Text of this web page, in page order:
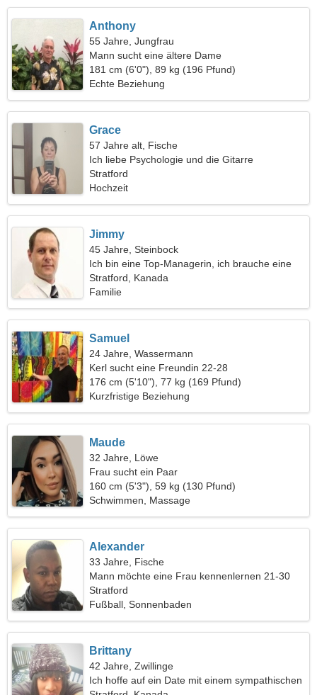
Anthony
55 Jahre, Jungfrau
Mann sucht eine ältere Dame
181 cm (6'0"), 89 kg (196 Pfund)
Echte Beziehung
Grace
57 Jahre alt, Fische
Ich liebe Psychologie und die Gitarre
Stratford
Hochzeit
Jimmy
45 Jahre, Steinbock
Ich bin eine Top-Managerin, ich brauche eine
fröhliche Frau
Stratford, Kanada
Familie
Samuel
24 Jahre, Wassermann
Kerl sucht eine Freundin 22-28
176 cm (5'10"), 77 kg (169 Pfund)
Kurzfristige Beziehung
Maude
32 Jahre, Löwe
Frau sucht ein Paar
160 cm (5'3"), 59 kg (130 Pfund)
Schwimmen, Massage
Alexander
33 Jahre, Fische
Mann möchte eine Frau kennenlernen 21-30
Stratford
Fußball, Sonnenbaden
Brittany
42 Jahre, Zwillinge
Ich hoffe auf ein Date mit einem sympathischen